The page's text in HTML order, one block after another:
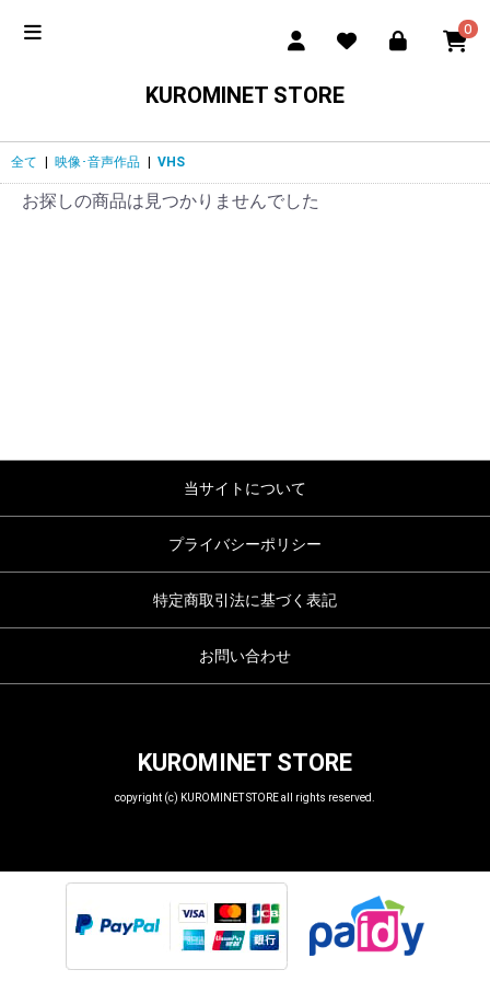
0
KUROMINET STORE
全て 映像･音声作品 VHS
お探しの商品は見つかりませんでした
当サイトについて
プライバシーポリシー
特定商取引法に基づく表記
お問い合わせ
KUROMINET STORE
copyright (c) KUROMINET STORE all rights reserved.